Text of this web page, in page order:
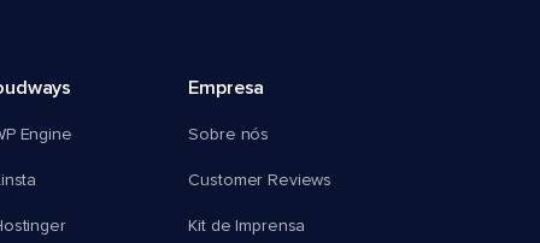
Engine
Empresa
Sobre nós
Customer Reviews
Kit de Imprensa